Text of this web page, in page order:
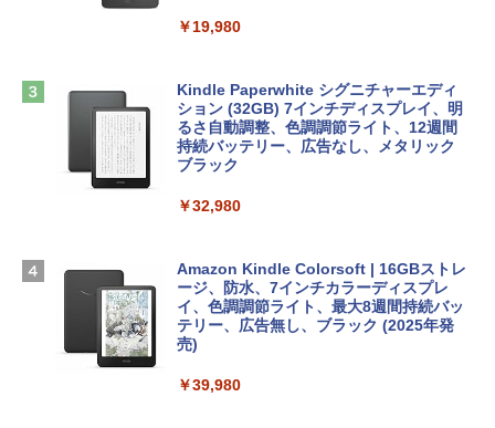
Apple 2026 MacBook Air M5チップ搭載
13インチノートブック：AIとApple Intell
igence、13.6インチLiquid Retinaディ
スプレイ、24GBユニファイドメモリ、1
ームカメラ、日本語キーボード、Touch I
￥314,800
【Amazon.co.jp限定】 HP ノートパソコ
ン 15-fd 15.6インチ 16GBメモリ 512GB
インゲームコード】 ロブロックス | オン
ラインコード版
￥3,200
Robloxギフトカード - 1000 Robux 【限
ラインコード版
￥1,600
版)|オンラインコード版|Windows11、1
ClaudeCode いちばんやさしい 教科書:
にもKindle出版にも！ 非エンジニアのた
めのAIコーディング入門シリーズ
￥99
FM TOWNS ハイパー・カタログ: 本体ハ
￥1,600
1冊ですべて身につくHTML & CSSとWe
￥19,980
Kindle Paperwhite シグニチャーエディ
ション (32GB) 7インチディスプレイ、明
るさ自動調整、色調調節ライト、12週間
持続バッテリー、広告なし、メタリック
ブラック
￥32,980
Amazon Kindle Colorsoft | 16GBストレ
ージ、防水、7インチカラーディスプレ
イ、色調調節ライト、最大8週間持続バッ
テリー、広告無し、ブラック (2025年発
売)
￥39,980